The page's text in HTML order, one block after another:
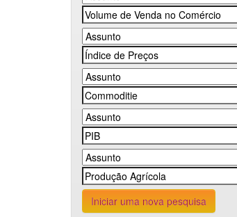
Iniciar uma nova pesquisa